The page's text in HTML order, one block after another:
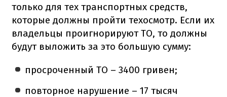
только для тех транспортных средств,
которые должны пройти техосмотр. Если их
владельцы проигнорируют ТО, то должны
будут выложить за это большую сумму:
просроченный ТО – 3400 гривен;
повторное нарушение – 17 тысяч